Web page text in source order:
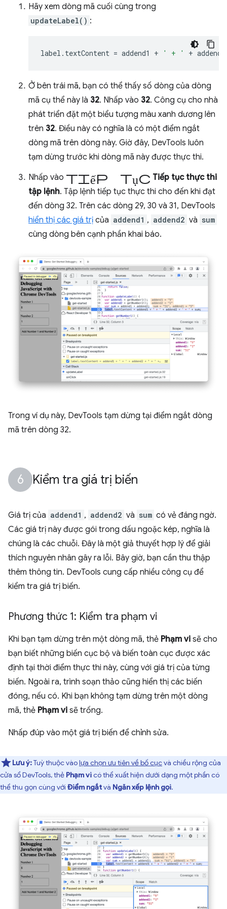
Hãy xem dòng mã cuối cùng trong
updateLabel() :
label . textContent = addend1 + ' + ' + addend2
Ở bên trái mã, bạn có thể thấy số dòng của dòng
mã cụ thể này là 32. Nhấp vào 32. Công cụ cho nhà
phát triển đặt một biểu tượng màu xanh dương lên
trên 32. Điều này có nghĩa là có một điểm ngắt
dòng mã trên dòng này. Giờ đây, DevTools luôn
tạm dừng trước khi dòng mã này được thực thi.
Nhấp vào tiếp tục Tiếp tục thực thi
tập lệnh. Tập lệnh tiếp tục thực thi cho đến khi đạt
đến dòng 32. Trên các dòng 29, 30 và 31, DevTools
hiển thị các giá trị của addend1 , addend2 và sum
cùng dòng bên cạnh phần khai báo.
Trong ví dụ này, DevTools tạm dừng tại điểm ngắt dòng
mã trên dòng 32.
Kiểm tra giá trị biến
Giá trị của addend1 , addend2 và sum có vẻ đáng ngờ.
Các giá trị này được gói trong dấu ngoặc kép, nghĩa là
chúng là các chuỗi. Đây là một giả thuyết hợp lý để giải
thích nguyên nhân gây ra lỗi. Bây giờ, bạn cần thu thập
thêm thông tin. DevTools cung cấp nhiều công cụ để
kiểm tra giá trị biến.
Phương thức 1: Kiểm tra phạm vi
Khi bạn tạm dừng trên một dòng mã, thẻ Phạm vi sẽ cho
bạn biết những biến cục bộ và biến toàn cục được xác
định tại thời điểm thực thi này, cùng với giá trị của từng
biến. Ngoài ra, trình soạn thảo cũng hiển thị các biến
đóng, nếu có. Khi bạn không tạm dừng trên một dòng
mã, thẻ Phạm vi sẽ trống.
Nhấp đúp vào một giá trị biến để chỉnh sửa.
Lưu ý:Tuỳ thuộc vàolựa chọn ưu tiên về bố cụcvà chiều rộng của
cửa sổ DevTools, thẻ Phạm vicó thể xuất hiện dưới dạng một phần có
thể thu gọn cùng với Điểm ngắtvà Ngăn xếp lệnh gọi.